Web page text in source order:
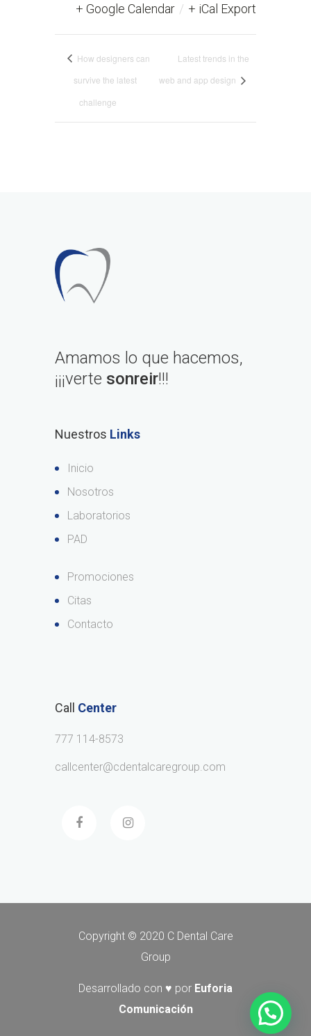
+ Google Calendar / + iCal Export
How designers can
survive the latest
challenge
Latest trends in the
web and app design
Amamos lo que hacemos,
¡¡¡verte sonreir!!!
Nuestros Links
Inicio
Nosotros
Laboratorios
PAD
Promociones
Citas
Contacto
Call Center
777 114-8573
callcenter@cdentalcaregroup.com
Copyright © 2020 C Dental Care
Group
Desarrollado con ♥ por Euforia
Comunicación